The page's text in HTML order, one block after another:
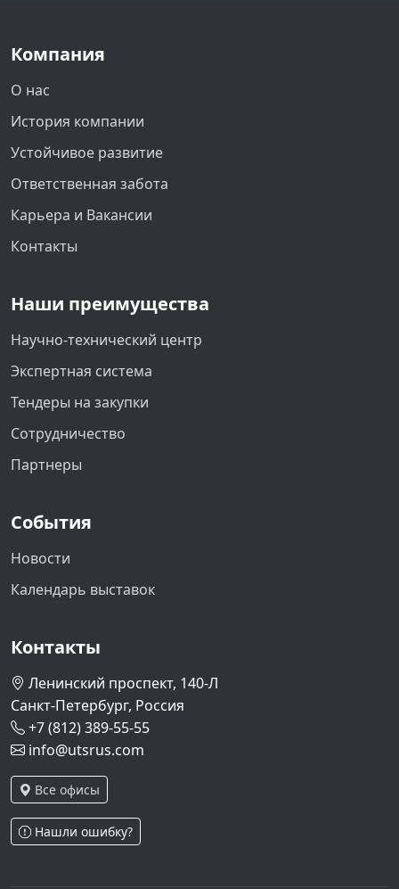
Компания
О нас
История компании
Устойчивое развитие
Ответственная забота
Карьера и Вакансии
Контакты
Наши преимущества
Научно-технический центр
Экспертная система
Тендеры на закупки
Сотрудничество
Партнеры
События
Новости
Календарь выставок
Контакты
Ленинский проспект, 140-Л
Санкт-Петербург, Россия
+7 (812) 389-55-55
info@utsrus.com
Все офисы
Нашли ошибку?